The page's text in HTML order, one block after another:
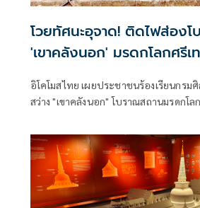
โวยทัศนะอุจาด! ติดไฟส่อง
'เขาคลังนอก' มรดกโลกศรีเ
อิโคโมสไทย เผยประชาชนร้องเรียนกรม
สว่าง "เขาคลังนอก" โบราณสถานมรดกโ
เวท” ร่อนหนังสือถึงนายกฯ - รมว.วัฒนธ
เสนอขึ้นทะเบียน “ปราสาทเมืองต่ำ” เป็น